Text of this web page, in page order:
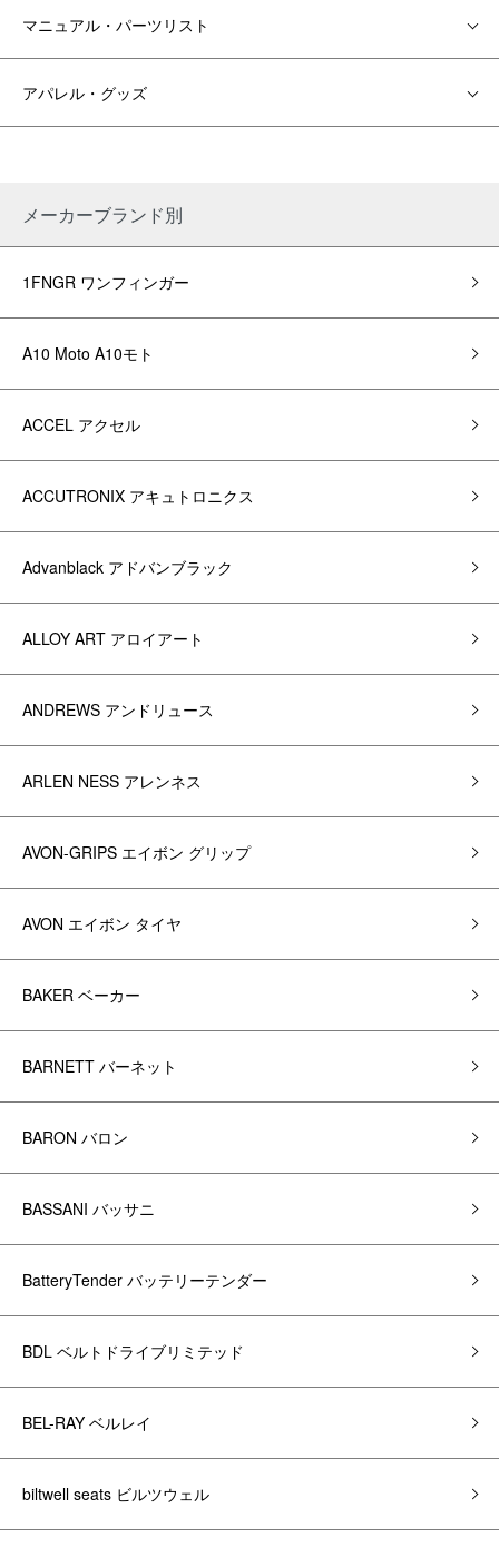
マニュアル・パーツリスト
アパレル・グッズ
メーカーブランド別
1FNGR ワンフィンガー
A10 Moto A10モト
ACCEL アクセル
ACCUTRONIX アキュトロニクス
Advanblack アドバンブラック
ALLOY ART アロイアート
ANDREWS アンドリュース
ARLEN NESS アレンネス
AVON-GRIPS エイボン グリップ
AVON エイボン タイヤ
BAKER ベーカー
BARNETT バーネット
BARON バロン
BASSANI バッサニ
BatteryTender バッテリーテンダー
BDL ベルトドライブリミテッド
BEL-RAY ベルレイ
biltwell seats ビルツウェル